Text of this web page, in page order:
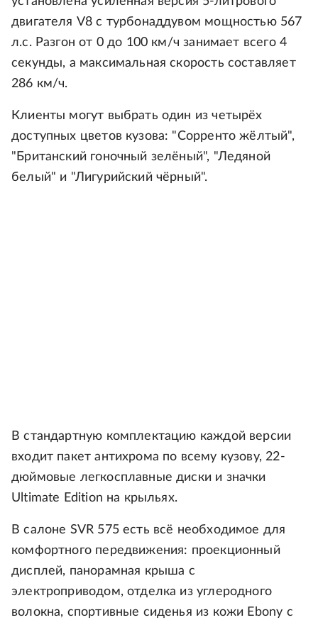
двигателя V8 с турбонаддувом мощностью 567
л.с. Разгон от 0 до 100 км/ч занимает всего 4
секунды, а максимальная скорость составляет
286 км/ч.
Клиенты могут выбрать один из четырёх
доступных цветов кузова: "Сорренто жёлтый",
"Британский гоночный зелёный", "Ледяной
белый" и "Лигурийский чёрный".
В стандартную комплектацию каждой версии
входит пакет антихрома по всему кузову, 22-
дюймовые легкосплавные диски и значки
Ultimate Edition на крыльях.
В салоне SVR 575 есть всё необходимое для
комфортного передвижения: проекционный
дисплей, панорамная крыша с
электроприводом, отделка из углеродного
волокна, спортивные сиденья из кожи Ebony с